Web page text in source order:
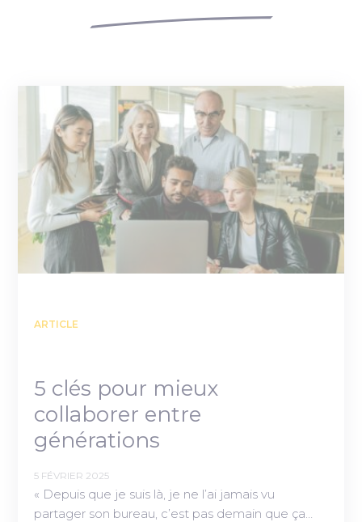
ARTICLE
5 clés pour mieux
collaborer entre
générations
5 FÉVRIER 2025
« Depuis que je suis là, je ne l’ai jamais vu
partager son bureau, c’est pas demain que ça…